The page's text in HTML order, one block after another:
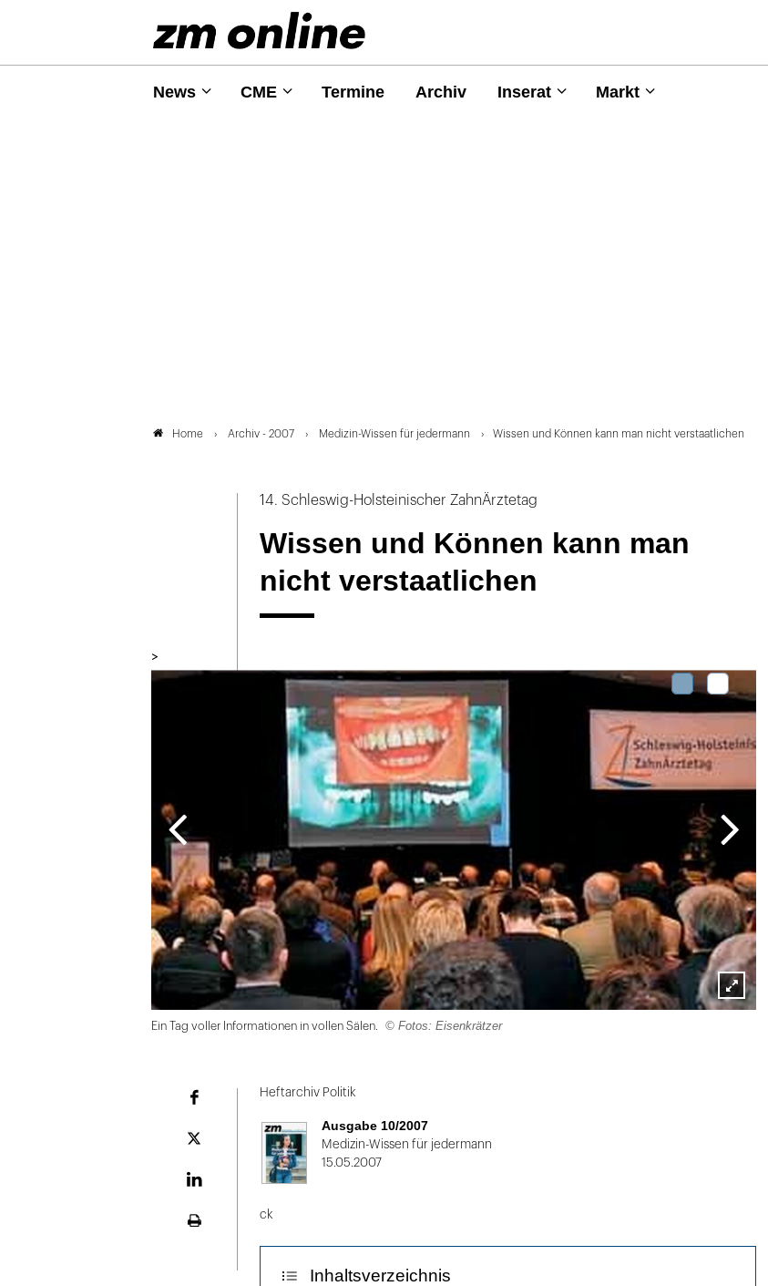
News CME Termine Archiv Inserat Markt
Home Archiv - 2007 Medizin-Wissen für jedermann Wissen und Können kann man nicht verstaatlichen
14. Schleswig-Holsteinischer ZahnÄrztetag
Wissen und Können kann man
nicht verstaatlichen
>
Lightbox
Ein Tag voller Informationen in vollen Sälen. © Fotos: Eisenkrätzer
Plattform
Heftarchiv Politik
Ausgabe 10/2007
Medizin-Wissen für jedermann
15.05.2007
ck
Inhaltsverzeichnis